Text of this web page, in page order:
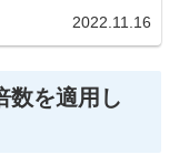
2022.11.16
数を適用し